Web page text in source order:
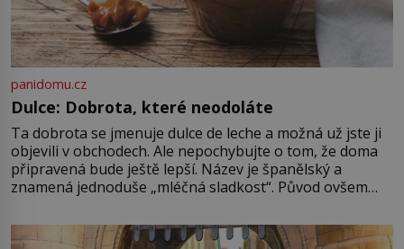
panidomu.cz
Dulce: Dobrota, které neodoláte
Ta dobrota se jmenuje dulce de leche a možná už jste ji
objevili v obchodech. Ale nepochybujte o tom, že doma
připravená bude ještě lepší. Název je španělský a
znamená jednoduše „mléčná sladkost“. Původ ovšem
pře hned několik latinskoamerických zemí a k tomu
Francie, kde se traduje,